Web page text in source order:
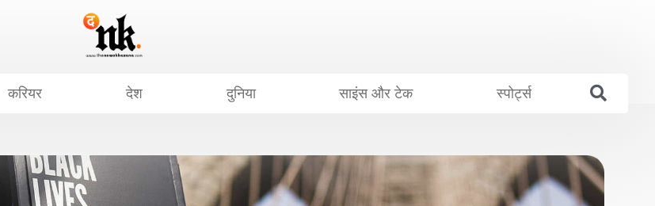
करियर देश दुनिया साइंस और टेक स्पोर्ट्स